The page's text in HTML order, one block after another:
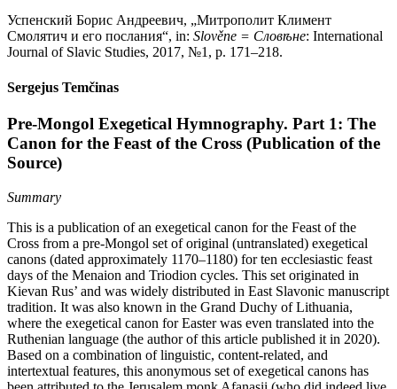
Успенский Борис Андреевич, „Митрополит Климент
Смолятич и его послания“, in: Slověne = Словѣне: International
Journal of Slavic Studies, 2017, №1, p. 171–218.
Sergejus Temčinas
Pre-Mongol Exegetical Hymnography. Part 1: The
Canon for the Feast of the Cross (Publication of the
Source)
Summary
This is a publication of an exegetical canon for the Feast of the
Cross from a pre-Mongol set of original (untranslated) exegetical
canons (dated approximately 1170–1180) for ten ecclesiastic feast
days of the Menaion and Triodion cycles. This set originated in
Kievan Rus’ and was widely distributed in East Slavonic manuscript
tradition. It was also known in the Grand Duchy of Lithuania,
where the exegetical canon for Easter was even translated into the
Ruthenian language (the author of this article published it in 2020).
Based on a combination of linguistic, content-related, and
intertextual features, this anonymous set of exegetical canons has